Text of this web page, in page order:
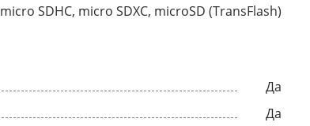
micro SDHC, micro SDXC, microSD (TransFlash)
Да
Да